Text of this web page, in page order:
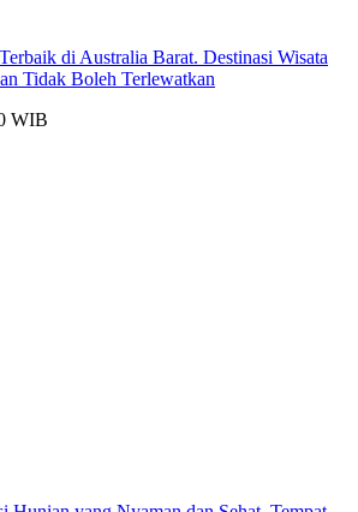
di Australia Barat. Destinasi Wisata
Tidak Boleh Terlewatkan
WIB